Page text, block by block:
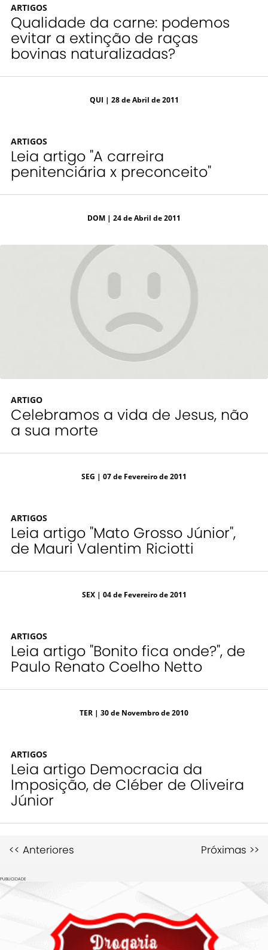
ARTIGOS
Qualidade da carne: podemos
evitar a extinção de raças
bovinas naturalizadas?
QUI | 28 de Abril de 2011
ARTIGOS
Leia artigo "A carreira
penitenciária x preconceito"
DOM | 24 de Abril de 2011
ARTIGO
Celebramos a vida de Jesus, não
a sua morte
SEG | 07 de Fevereiro de 2011
ARTIGOS
Leia artigo "Mato Grosso Júnior",
de Mauri Valentim Riciotti
SEX| 04 de Fevereiro de 2011
ARTIGOS
Leia artigo "Bonito fica onde?", de
Paulo Renato Coelho Netto
TER | 30 de Novembro de 2010
ARTIGOS
Leia artigo Democracia da
Imposição, de Cléber de Oliveira
Júnior
<< Anteriores Próximas >>
PUBLICIDADE